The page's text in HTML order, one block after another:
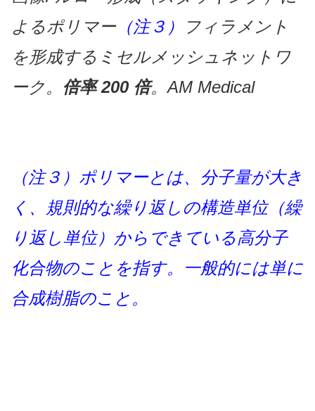
よるポリマー（注３）
フィラメント
を形成するミセルメッシュネットワ
ーク。 倍率200 倍。AM Medical
（注３）ポリマーとは、分子量が大き
く、規則的な繰り返しの構造単位（繰
り返し単位）からできている高分子
化合物のことを指す。一般的には単に
合成樹脂のこと。